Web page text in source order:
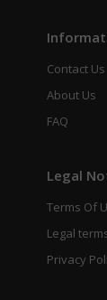
Contact Us
About Us
FAQ
Legal
Terms Of
Legal
Privacy